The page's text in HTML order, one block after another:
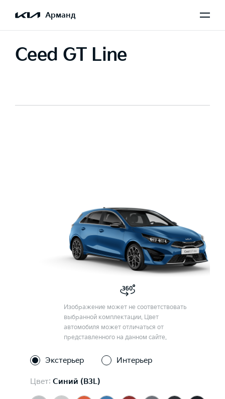
Арманд
Ceed GT Line
Изображение может не соответствовать
выбранной комплектации. Цвет
автомобиля может отличаться от
представленного на данном сайте.
Экстерьер Интерьер
Цвет: Синий (B3L)